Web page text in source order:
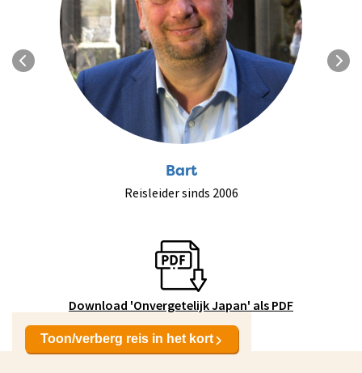
Bart
Reisleider sinds 2006
Download 'Onvergetelijk Japan' als PDF
Toon/verberg reis in het kort